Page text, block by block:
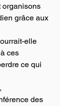
organisons
grâce aux
elle
ces
ce qui
des